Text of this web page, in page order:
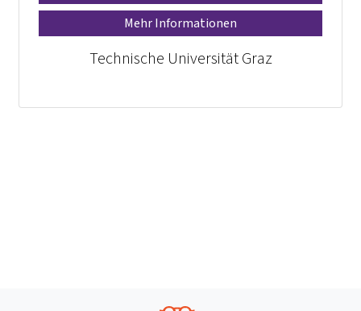
Mehr Informationen
Technische Universität Graz